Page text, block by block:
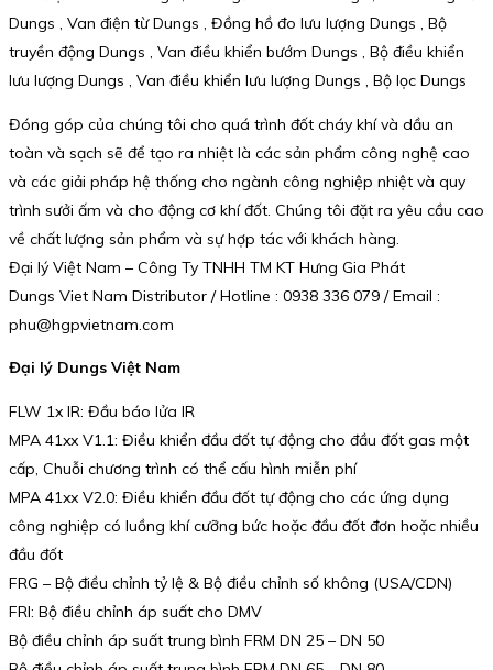
Dungs , Van điện từ Dungs , Đồng hồ đo lưu lượng Dungs , Bộ
truyền động Dungs , Van điều khiển bướm Dungs , Bộ điều khiển
lưu lượng Dungs , Van điều khiển lưu lượng Dungs , Bộ lọc Dungs
Đóng góp của chúng tôi cho quá trình đốt cháy khí và dầu an
toàn và sạch sẽ để tạo ra nhiệt là các sản phẩm công nghệ cao
và các giải pháp hệ thống cho ngành công nghiệp nhiệt và quy
trình sưởi ấm và cho động cơ khí đốt. Chúng tôi đặt ra yêu cầu cao
về chất lượng sản phẩm và sự hợp tác với khách hàng.
Đại lý Việt Nam – Công Ty TNHH TM KT Hưng Gia Phát
Dungs Viet Nam Distributor / Hotline : 0938 336 079 / Email :
phu@hgpvietnam.com
Đại lý Dungs Việt Nam
FLW 1x IR: Đầu báo lửa IR
MPA 41xx V1.1: Điều khiển đầu đốt tự động cho đầu đốt gas một
cấp, Chuỗi chương trình có thể cấu hình miễn phí
MPA 41xx V2.0: Điều khiển đầu đốt tự động cho các ứng dụng
công nghiệp có luồng khí cưỡng bức hoặc đầu đốt đơn hoặc nhiều
đầu đốt
FRG – Bộ điều chỉnh tỷ lệ & Bộ điều chỉnh số không (USA/CDN)
FRI: Bộ điều chỉnh áp suất cho DMV
Bộ điều chỉnh áp suất trung bình FRM DN 25 – DN 50